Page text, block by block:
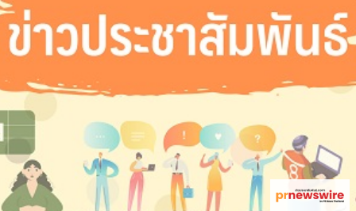
สัตว์เลี้ยง
เอไอ
การศึกษา
ศิลปะ, วัฒนธรรม
ศาสนา
การเมือง